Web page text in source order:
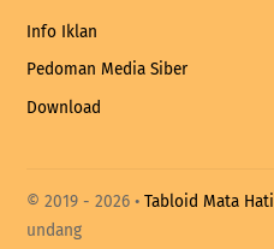
Info Iklan
Pedoman Media Siber
Download
© 2019 -2026 •Tabloid Mata Hati
undang